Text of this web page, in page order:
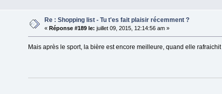
Re : Shopping list - Tu t'es fait plaisir récemment ?
«Réponse #189 le: juillet 09, 2015, 12:14:56 am »
Mais après le sport, la bière est encore meilleure, quand elle rafraichit